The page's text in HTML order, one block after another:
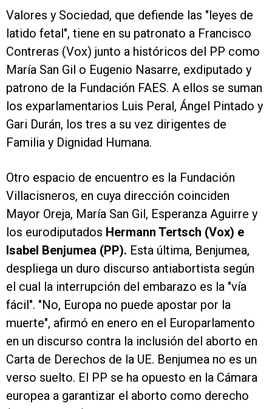
Valores y Sociedad, que defiende las "leyes de
latido fetal", tiene en su patronato a Francisco
Contreras (Vox) junto a históricos del PP como
María San Gil o Eugenio Nasarre, exdiputado y
patrono de la Fundación FAES. A ellos se suman
los exparlamentarios Luis Peral, Ángel Pintado y
Gari Durán, los tres a su vez dirigentes de
Familia y Dignidad Humana.
Otro espacio de encuentro es la Fundación
Villacisneros, en cuya dirección coinciden
Mayor Oreja, María San Gil, Esperanza Aguirre y
los eurodiputados Hermann Tertsch (Vox) e
Isabel Benjumea (PP). Esta última, Benjumea,
despliega un duro discurso antiabortista según
el cual la interrupción del embarazo es la "vía
fácil". "No, Europa no puede apostar por la
muerte", afirmó en enero en el Europarlamento
en un discurso contra la inclusión del aborto en
Carta de Derechos de la UE. Benjumea no es un
verso suelto. El PP se ha opuesto en la Cámara
europea a garantizar el aborto como derecho